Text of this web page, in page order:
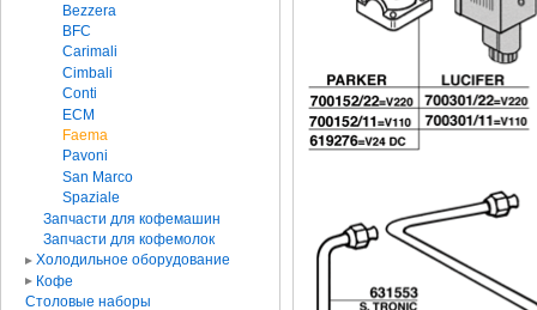
Bezzera
BFC
Carimali
Cimbali
Conti
ECM
Faema
Pavoni
San Marco
Spaziale
Запчасти для кофемашин
Запчасти для кофемолок
Холодильное оборудование
Кофе
Столовые наборы